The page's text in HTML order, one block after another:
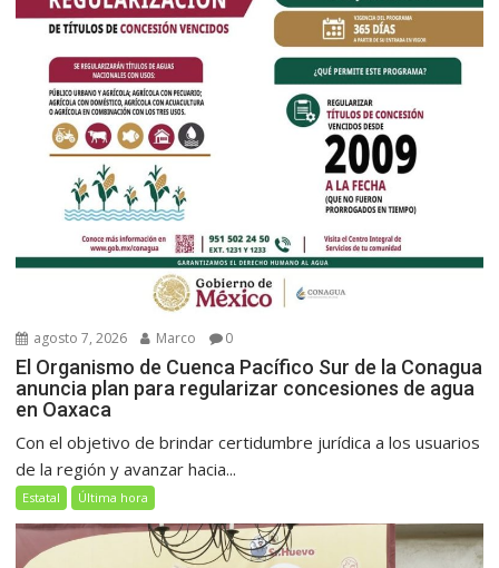
agosto 7, 2026 Marco 0
El Organismo de Cuenca Pacífico Sur de la Conagua
anuncia plan para regularizar concesiones de agua
en Oaxaca
Con el objetivo de brindar certidumbre jurídica a los usuarios
de la región y avanzar hacia...
Estatal Última hora